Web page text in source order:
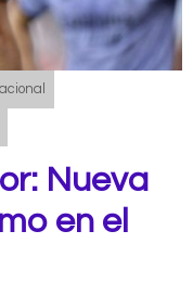
Nueva
en el